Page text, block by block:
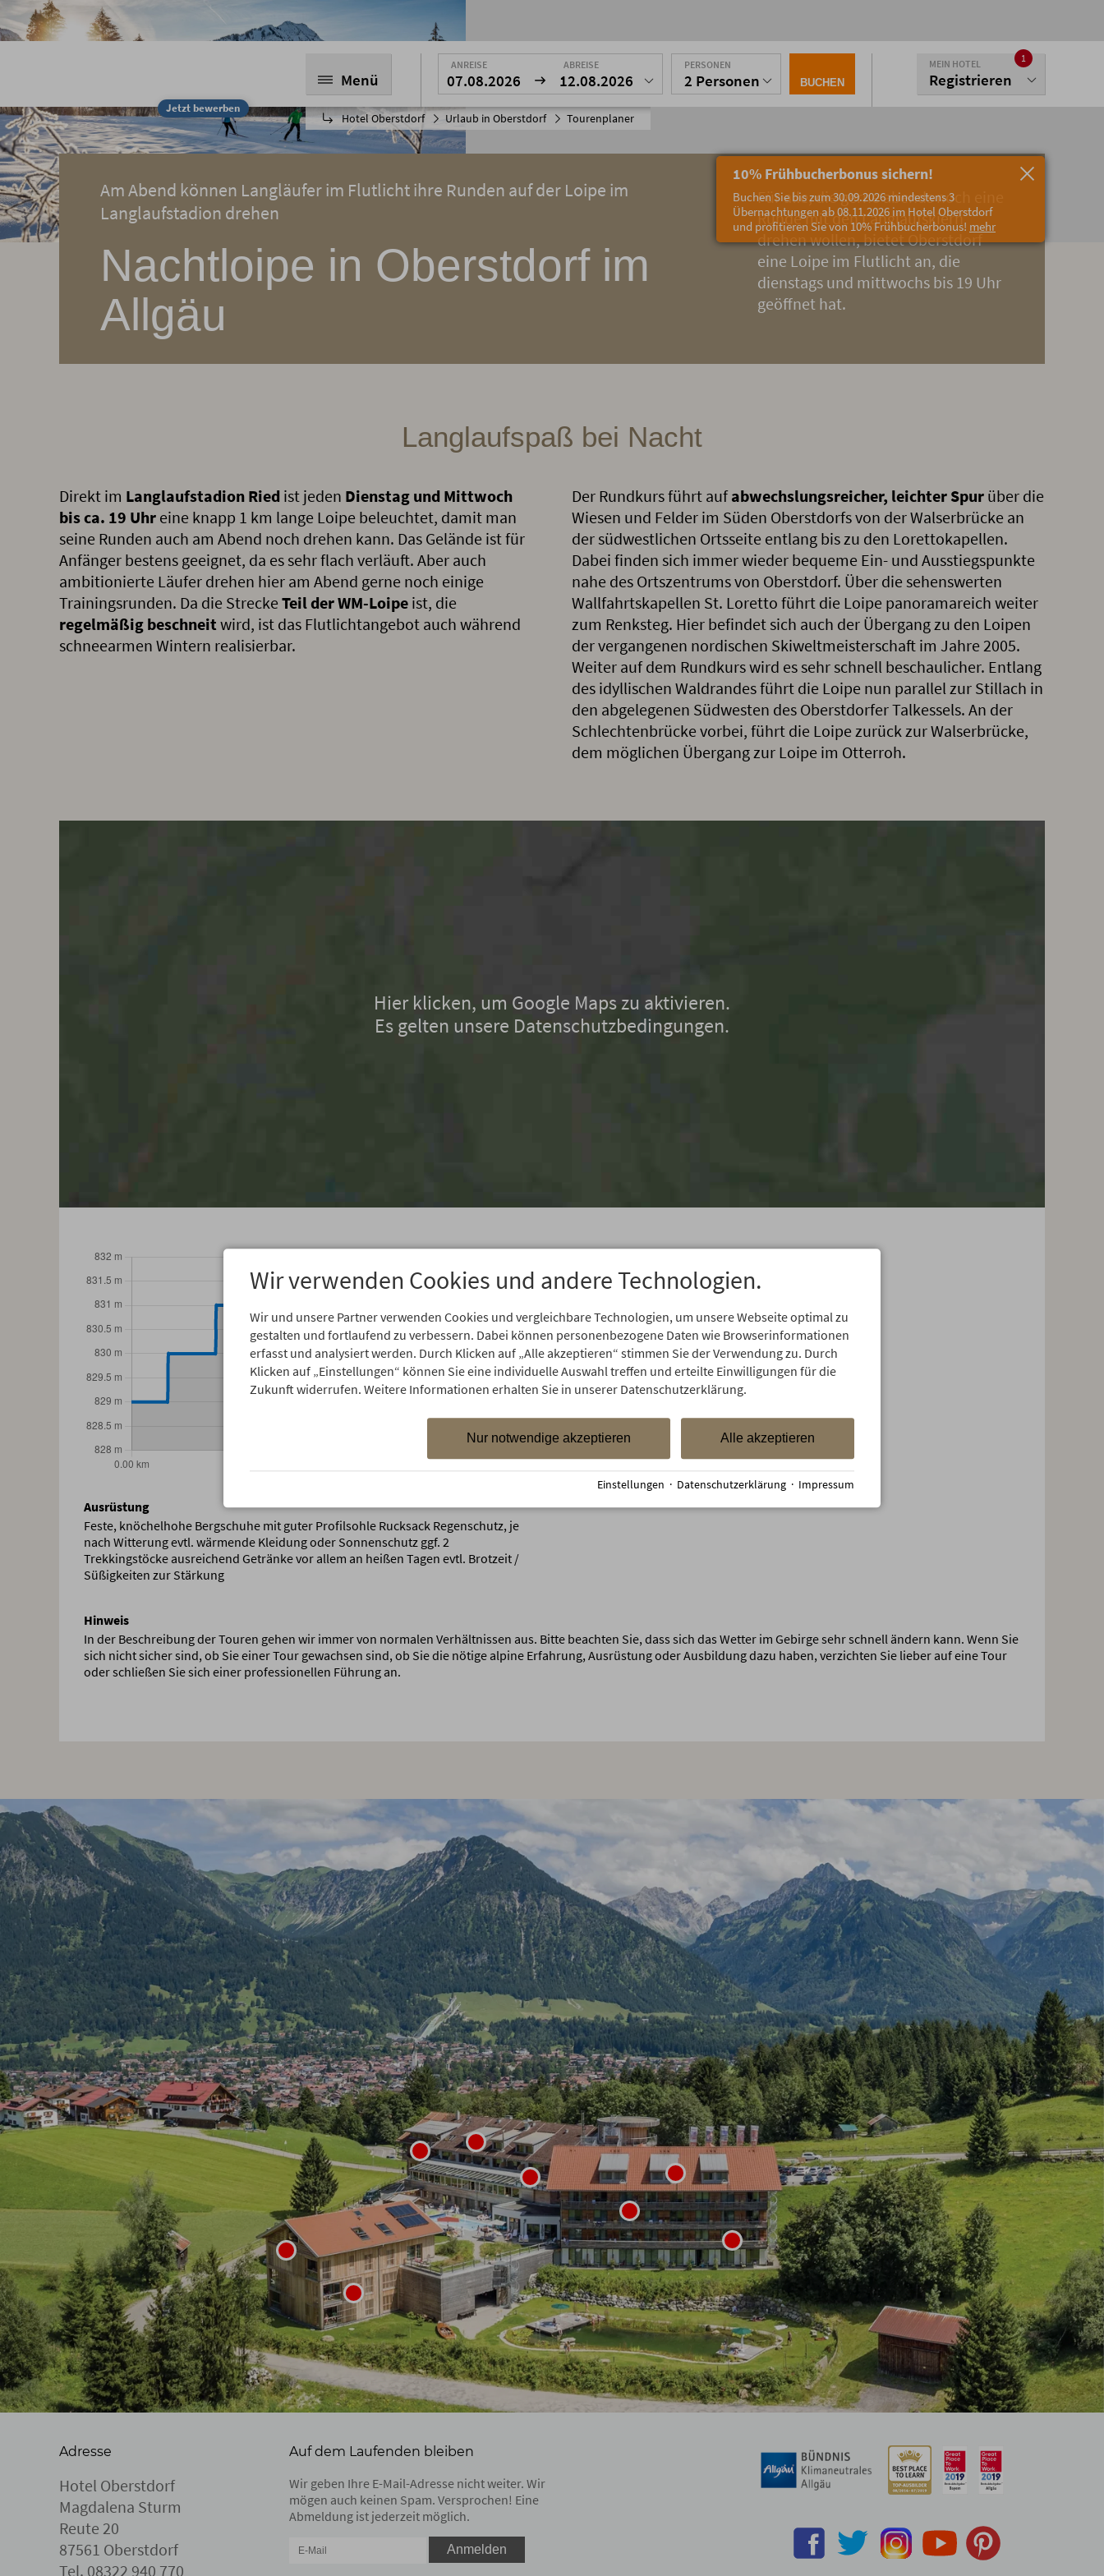
Jetzt bewerben
Menü
Hotel Oberstdorf Urlaub in Oberstdorf Tourenplaner
10% Frühbucherbonus sichern!
Buchen Sie bis zum 30.09.2026 mindestens 3
Übernachtungen ab 08.11.2026 im Hotel Oberstdorf
und profitieren Sie von 10% Frühbucherbonus! mehr
ANREISE
07.08.2026
ABREISE
12.08.2026
PERSONEN
2 Personen BUCHEN
MEIN HOTEL
Registrieren
1
Am Abend können Langläufer im Flutlicht ihre Runden auf der Loipe im
Langlaufstadion drehen
Nachtloipe in Oberstdorf im
Allgäu
Für alle, die gerne abends noch eine
Runde mit den Langlaufskiern
drehen wollen, bietet Oberstdorf
eine Loipe im Flutlicht an, die
dienstags und mittwochs bis 19 Uhr
geöffnet hat.
Langlaufspaß bei Nacht
Direkt im Langlaufstadion Ried ist jeden Dienstag und Mittwoch
bis ca. 19 Uhr eine knapp 1 km lange Loipe beleuchtet, damit man
seine Runden auch am Abend noch drehen kann. Das Gelände ist für
Anfänger bestens geeignet, da es sehr flach verläuft. Aber auch
ambitionierte Läufer drehen hier am Abend gerne noch einige
Trainingsrunden. Da die Strecke Teil der WM-Loipe ist, die
regelmäßig beschneitwird, ist das Flutlichtangebot auch während
schneearmen Wintern realisierbar.
Der Rundkurs führt aufabwechslungsreicher, leichter Spur über die
Wiesen und Felder im Süden Oberstdorfs von der Walserbrücke an
der südwestlichen Ortsseite entlang bis zu den Lorettokapellen.
Dabei finden sich immer wieder bequeme Ein- und Ausstiegspunkte
nahe des Ortszentrums von Oberstdorf. Über die sehenswerten
Wallfahrtskapellen St. Loretto führt die Loipe panoramareich weiter
zum Renksteg. Hier befindet sich auch der Übergang zu den Loipen
der vergangenen nordischen Skiweltmeisterschaft im Jahre 2005.
Weiter auf dem Rundkurs wird es sehr schnell beschaulicher. Entlang
des idyllischen Waldrandes führt die Loipe nun parallel zur Stillach in
den abgelegenen Südwesten des Oberstdorfer Talkessels. An der
Schlechtenbrücke vorbei, führt die Loipe zurück zur Walserbrücke,
dem möglichen Übergang zur Loipe im Otterroh.
Hier klicken, um Google Maps zu aktivieren.
Es gelten unsere Datenschutzbedingungen.
Ausrüstung
Feste, knöchelhohe Bergschuhe mit guter Profilsohle Rucksack Regenschutz, je
nach Witterung evtl. wärmende Kleidung oder Sonnenschutz ggf. 2
Trekkingstöcke ausreichend Getränke vor allem an heißen Tagen evtl. Brotzeit /
Süßigkeiten zur Stärkung
0,84 km
5 m
Lage
Tal
Hinweis
In der Beschreibung der Touren gehen wir immer von normalen Verhältnissen aus. Bitte beachten Sie, dass sich das Wetter im Gebirge sehr schnell ändern kann. Wenn Sie
sich nicht sicher sind, ob Sie einer Tour gewachsen sind, ob Sie die nötige alpine Erfahrung, Ausrüstung oder Ausbildung dazu haben, verzichten Sie lieber auf eine Tour
oder schließen Sie sich einer professionellen Führung an.
Adresse
Hotel Oberstdorf
Magdalena Sturm
Reute 20
87561 Oberstdorf
Tel. 08322 940 770
Auf dem Laufenden bleiben
Wir geben Ihre E-Mail-Adresse nicht weiter. Wir
mögen auch keinen Spam. Versprochen! Eine
Abmeldung ist jederzeit möglich.
Anmelden
Wir verwenden Cookies und andere Technologien.
Wir und unsere Partner verwenden Cookies und vergleichbare Technologien, um unsere Webseite optimal zu
gestalten und fortlaufend zu verbessern. Dabei können personenbezogene Daten wie Browserinformationen
erfasst und analysiert werden. Durch Klicken auf „Alle akzeptieren“ stimmen Sie der Verwendung zu. Durch
Klicken auf „Einstellungen“ können Sie eine individuelle Auswahl treffen und erteilte Einwilligungen für die
Zukunft widerrufen. Weitere Informationen erhalten Sie in unserer Datenschutzerklärung.
Alle akzeptieren
Nur notwendige akzeptieren
Einstellungen · Datenschutzerklärung · Impressum